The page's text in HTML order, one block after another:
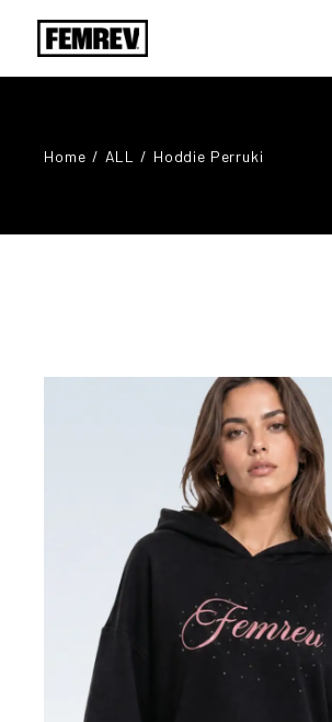
Home ALL Hoddie Perruki